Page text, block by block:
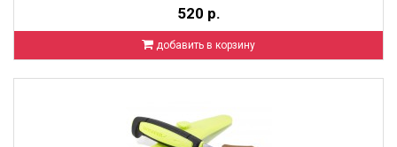
520 р.
добавить в корзину